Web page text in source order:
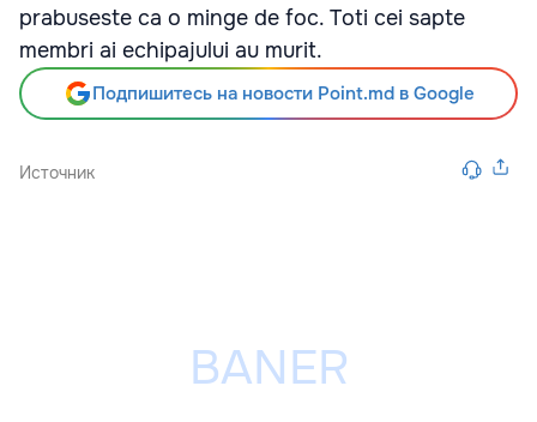
prabuseste ca o minge de foc. Toti cei sapte
membri ai echipajului au murit.
Подпишитесь на новости Point.md в Google
Источник